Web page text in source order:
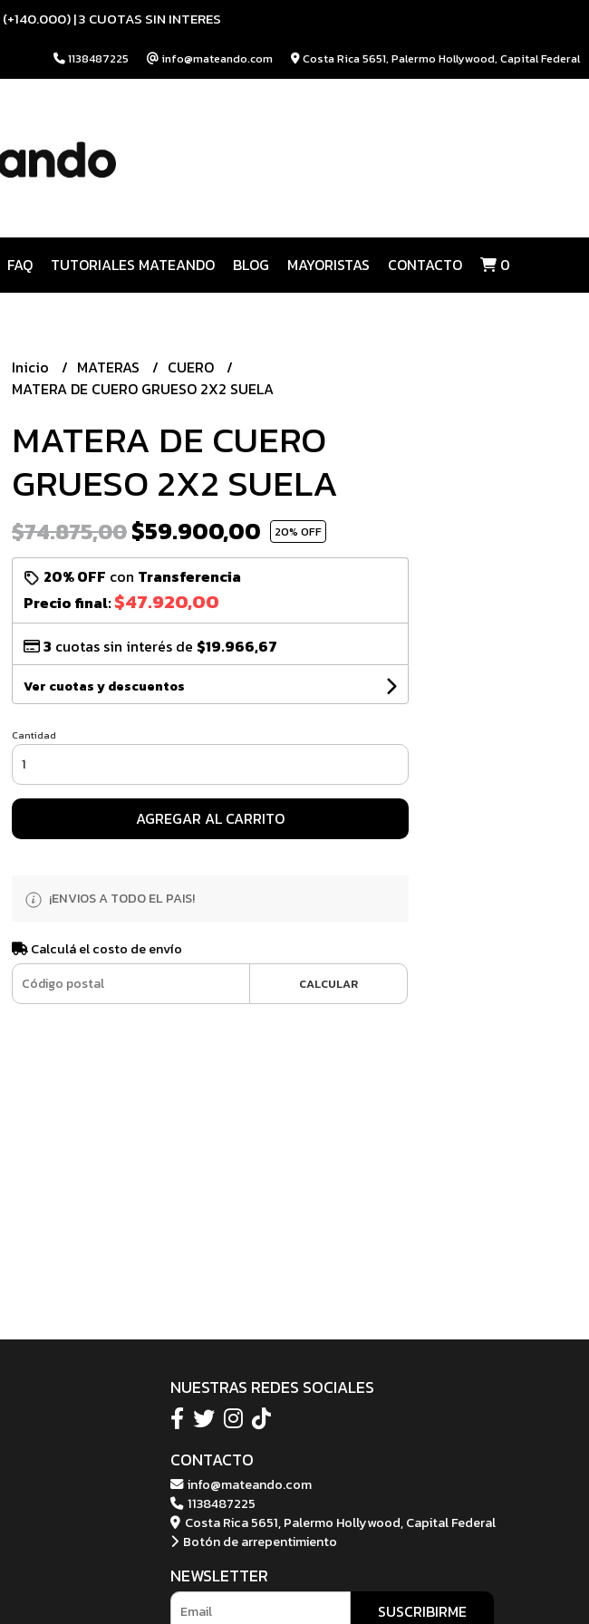
| 3 CUOTAS SIN INTERES
1138487225 info@mateando.com Costa Rica 5651, Palermo Hollywood, Capital Federal
FAQ TUTORIALES MATEANDO BLOG MAYORISTAS CONTACTO 0
Inicio MATERAS
CUERO
MATERA DE CUERO GRUESO 2X2 SUELA
MATERA DE CUERO
GRUESO 2X2 SUELA
$74.875,00$59.900,00 20% OFF
20% OFF con Transferencia
Precio final:$47.920,00
3 cuotas sin interés de $19.966,67
Ver cuotas y descuentos
Cantidad
AGREGAR AL CARRITO
¡ENVIOS A TODO EL PAIS!
Calculá el costo de envío
CALCULAR
NUESTRAS REDES SOCIALES
CONTACTO
info@mateando.com
1138487225
Costa Rica 5651, Palermo Hollywood, Capital Federal
Botón de arrepentimiento
NEWSLETTER
SUSCRIBIRME